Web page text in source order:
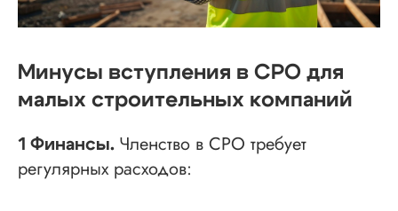
Минусы вступления в СРО для
малых строительных компаний
1 Финансы. Членство в СРО требует
регулярных расходов: